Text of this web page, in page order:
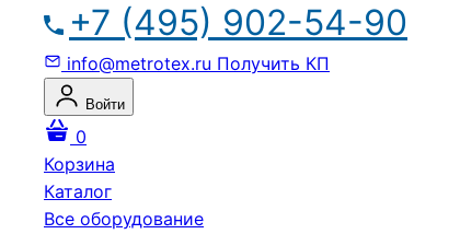
+7 (495) 902-54-90
info@metrotex.ru Получить КП
Войти
0
Корзина
Каталог
Все оборудование